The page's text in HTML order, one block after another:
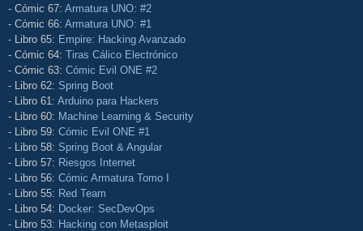
- Cómic 67: Armatura UNO: #2
- Cómic 66: Armatura UNO: #1
- Libro 65: Empire: Hacking Avanzado
- Cómic 64: Tiras Cálico Electrónico
- Cómic 63: Cómic Evil ONE #2
- Libro 62: Spring Boot
- Libro 61: Arduino para Hackers
- Libro 60: Machine Learning & Security
- Libro 59: Cómic Evil ONE #1
- Libro 58: Spring Boot & Angular
- Libro 57: Riesgos Internet
- Libro 56: Cómic Armatura Tomo I
- Libro 55: Red Team
- Libro 54: Docker: SecDevOps
- Libro 53: Hacking con Metasploit